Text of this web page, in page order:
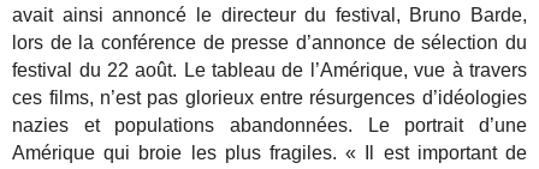
avait ainsi annoncé le directeur du festival, Bruno Barde,
lors de la conférence de presse d’annonce de sélection du
festival du 22 août. Le tableau de l’Amérique, vue à travers
ces films, n’est pas glorieux entre résurgences d’idéologies
nazies et populations abandonnées. Le portrait d’une
Amérique qui broie les plus fragiles. « Il est important de